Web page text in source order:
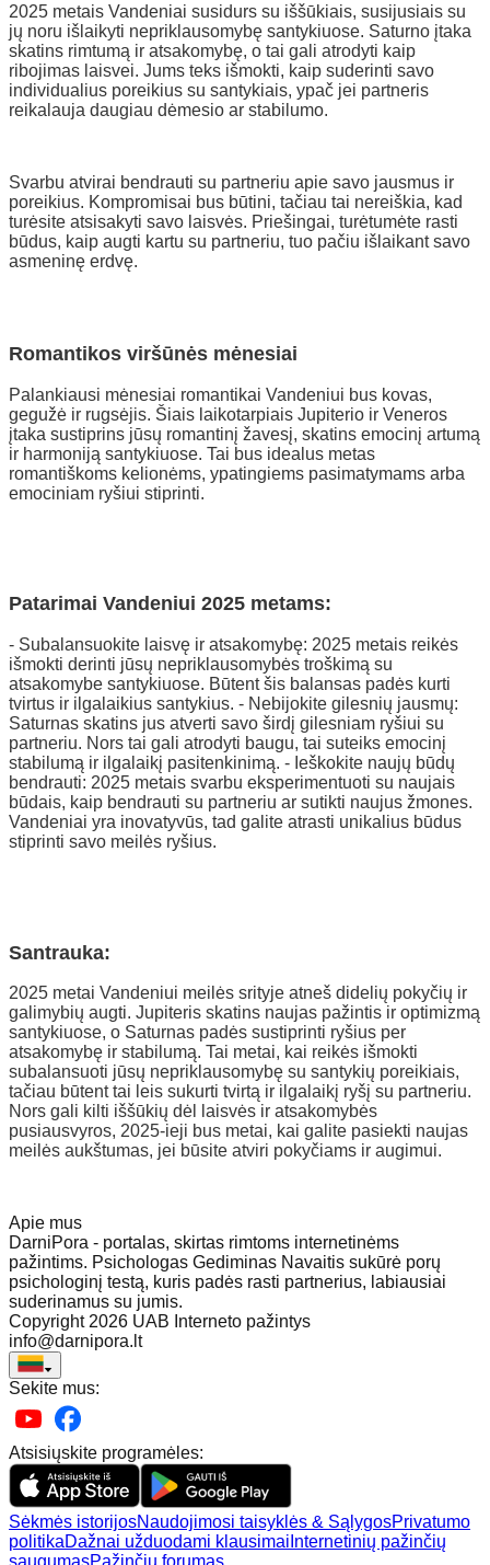
2025 metais Vandeniai susidurs su iššūkiais, susijusiais su
jų noru išlaikyti nepriklausomybę santykiuose. Saturno įtaka
skatins rimtumą ir atsakomybę, o tai gali atrodyti kaip
ribojimas laisvei. Jums teks išmokti, kaip suderinti savo
individualius poreikius su santykiais, ypač jei partneris
reikalauja daugiau dėmesio ar stabilumo.
Svarbu atvirai bendrauti su partneriu apie savo jausmus ir
poreikius. Kompromisai bus būtini, tačiau tai nereiškia, kad
turėsite atsisakyti savo laisvės. Priešingai, turėtumėte rasti
būdus, kaip augti kartu su partneriu, tuo pačiu išlaikant savo
asmeninę erdvę.
Romantikos viršūnės mėnesiai
Palankiausi mėnesiai romantikai Vandeniui bus kovas,
gegužė ir rugsėjis. Šiais laikotarpiais Jupiterio ir Veneros
įtaka sustiprins jūsų romantinį žavesį, skatins emocinį artumą
ir harmoniją santykiuose. Tai bus idealus metas
romantiškoms kelionėms, ypatingiems pasimatymams arba
emociniam ryšiui stiprinti.
Patarimai Vandeniui 2025 metams:
- Subalansuokite laisvę ir atsakomybę: 2025 metais reikės
išmokti derinti jūsų nepriklausomybės troškimą su
atsakomybe santykiuose. Būtent šis balansas padės kurti
tvirtus ir ilgalaikius santykius. - Nebijokite gilesnių jausmų:
Saturnas skatins jus atverti savo širdį gilesniam ryšiui su
partneriu. Nors tai gali atrodyti baugu, tai suteiks emocinį
stabilumą ir ilgalaikį pasitenkinimą. - Ieškokite naujų būdų
bendrauti: 2025 metais svarbu eksperimentuoti su naujais
būdais, kaip bendrauti su partneriu ar sutikti naujus žmones.
Vandeniai yra inovatyvūs, tad galite atrasti unikalius būdus
stiprinti savo meilės ryšius.
Santrauka:
2025 metai Vandeniui meilės srityje atneš didelių pokyčių ir
galimybių augti. Jupiteris skatins naujas pažintis ir optimizmą
santykiuose, o Saturnas padės sustiprinti ryšius per
atsakomybę ir stabilumą. Tai metai, kai reikės išmokti
subalansuoti jūsų nepriklausomybę su santykių poreikiais,
tačiau būtent tai leis sukurti tvirtą ir ilgalaikį ryšį su partneriu.
Nors gali kilti iššūkių dėl laisvės ir atsakomybės
pusiausvyros, 2025-ieji bus metai, kai galite pasiekti naujas
meilės aukštumas, jei būsite atviri pokyčiams ir augimui.
Apie mus
DarniPora - portalas, skirtas rimtoms internetinėms
pažintims. Psichologas Gediminas Navaitis sukūrė porų
psichologinį testą, kuris padės rasti partnerius, labiausiai
suderinamus su jumis.
Copyright 2026 UAB Interneto pažintys
info@darnipora.lt
Sekite mus:
Atsisiųskite programėles:
Sėkmės istorijosNaudojimosi taisyklės & SąlygosPrivatumo
politikaDažnai užduodami klausimai Internetinių pažinčių